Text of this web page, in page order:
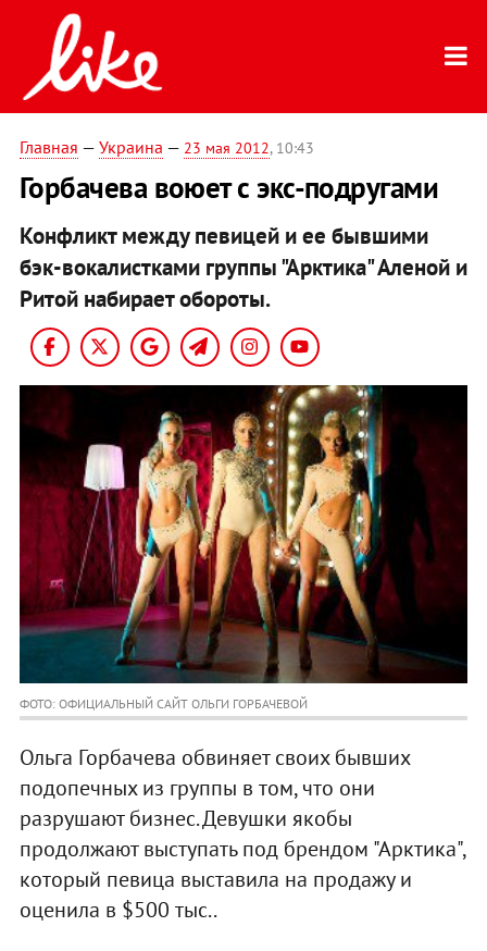
Главная — Украина — 23 мая 2012, 10:43
Горбачева воюет с экс-подругами
Конфликт между певицей и ее бывшими
бэк-вокалистками группы "Арктика" Аленой и
Ритой набирает обороты.
ФОТО: ОФИЦИАЛЬНЫЙ САЙТ ОЛЬГИ ГОРБАЧЕВОЙ
Ольга Горбачева обвиняет своих бывших
подопечных из группы в том, что они
разрушают бизнес. Девушки якобы
продолжают выступать под брендом "Арктика",
который певица выставила на продажу и
оценила в $500 тыс..